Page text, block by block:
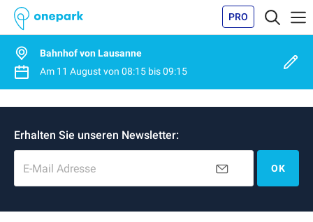
PRO
Bahnhof von Lausanne
Am 11 August von 08:15bis09:15
Erhalten Sie unseren Newsletter:
E-Mail Adresse OK